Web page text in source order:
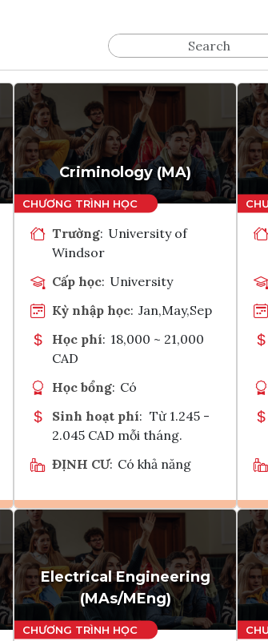
Criminology (MA)
Trường: University of
Windsor
Cấp học: University
Kỳ nhập học: Jan,May,Sep
Học phí: 18,000 ~ 21,000
CAD
Học bổng: Có
Sinh hoạt phí: Từ 1.245 -
2.045 CAD mỗi tháng.
ĐỊNH CƯ: Có khả năng
Ghi danh
Tham vấn Interlink
Electrical Engineering
(MAs/MEng)